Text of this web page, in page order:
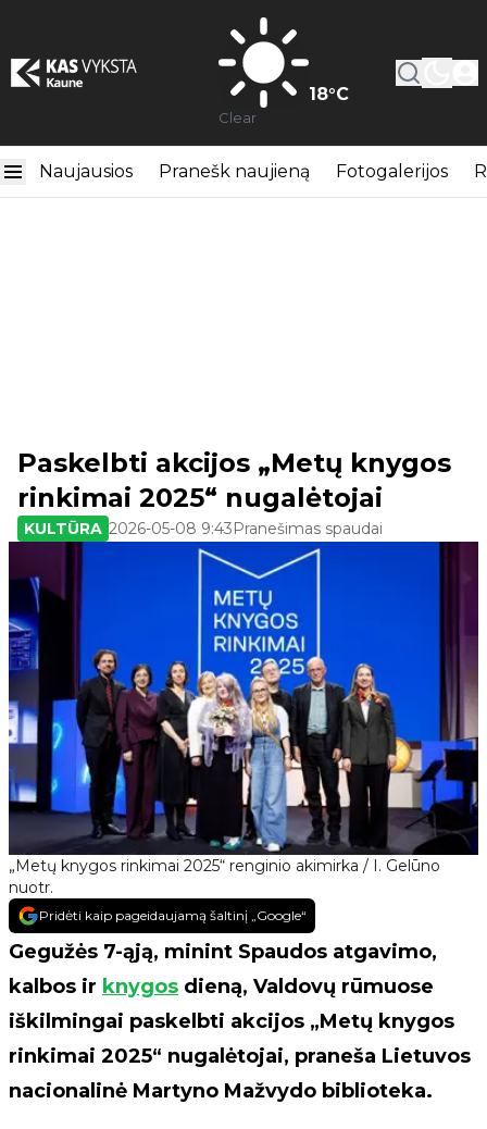
18°C
Clear
Naujausios Pranešk naujieną Fotogalerijos
„Metų knygos rinkimai 2025“ renginio akimirka / I. Gelūno
nuotr.
Paskelbti akcijos „Metų knygos
rinkimai 2025“ nugalėtojai
KULTŪRA 2026-05-08 9:43Pranešimas spaudai
Pridėti kaip pageidaujamą šaltinį „Google“
Gegužės 7-ąją, minint Spaudos atgavimo,
kalbos ir knygos dieną, Valdovų rūmuose
iškilmingai paskelbti akcijos „Metų knygos
rinkimai 2025“ nugalėtojai, praneša Lietuvos
nacionalinė Martyno Mažvydo biblioteka.